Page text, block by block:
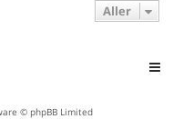
Aller
© phpBB Limited